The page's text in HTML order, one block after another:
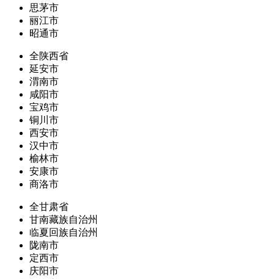
思茅市
丽江市
昭通市
全陕西省
延安市
渭南市
咸阳市
宝鸡市
铜川市
西安市
汉中市
榆林市
安康市
商洛市
全甘肃省
甘南藏族自治州
临夏回族自治州
陇南市
定西市
庆阳市